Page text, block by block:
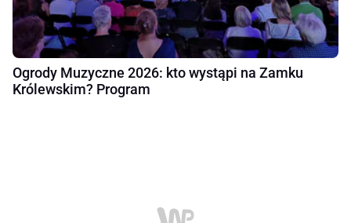
Ogrody Muzyczne 2026: kto wystąpi na Zamku
Królewskim? Program